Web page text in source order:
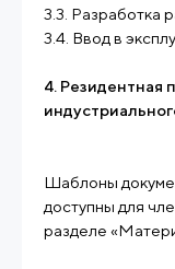
3.3. Разработка
3.4. Ввод в
4. Резидентная
Шаблоны
доступны для
разделе